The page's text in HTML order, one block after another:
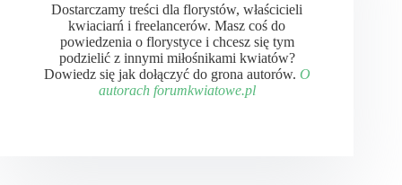
Dostarczamy treści dla florystów, właścicieli
kwiaciarń i freelancerów. Masz coś do
powiedzenia o florystyce i chcesz się tym
podzielić z innymi miłośnikami kwiatów?
Dowiedz się jak dołączyć do grona autorów. O
autorach forumkwiatowe.pl